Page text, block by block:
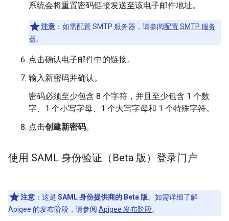
系统会将重置密码链接发送至该电子邮件地址。
注意 ：如需配置 SMTP 服务器，请参阅配置 SMTP 服务
器。
点击确认电子邮件中的链接。
输入新密码并确认。
密码必须至少包含 8 个字符，并且至少包含 1 个数
字、1 个小写字母、1 个大写字母和 1 个特殊字符。
点击创建新密码。
使用 SAML 身份验证（Beta 版）登录门户
注意 ：这是 SAML 身份提供商的 Beta 版。如需详细了解
Apigee 的发布阶段，请参阅 Apigee 发布阶段。